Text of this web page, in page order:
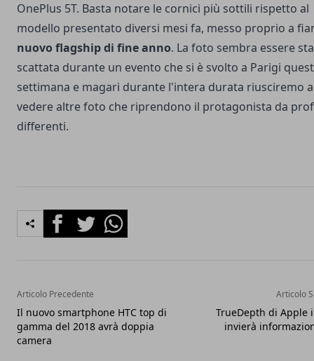
OnePlus 5T. Basta notare le cornici più sottili rispetto al
modello presentato diversi mesi fa, messo proprio a
nuovo flagship di fine anno. La foto sembra essere
scattata durante un evento che si è svolto a Parigi
settimana e magari durante l'intera durata riusciremo a
vedere altre foto che riprendono il protagonista da
differenti.
FacebookTwitterWhatsapp
Articolo Precedente
Il nuovo smartphone HTC top di
gamma del 2018 avrà doppia
camera
Articolo
TrueDepth di Apple
invierà